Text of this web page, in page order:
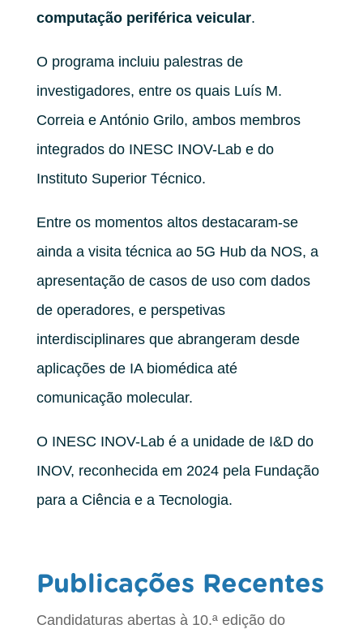
computação periférica veicular.
O programa incluiu palestras de
investigadores, entre os quais Luís M.
Correia e António Grilo, ambos membros
integrados do INESC INOV-Lab e do
Instituto Superior Técnico.
Entre os momentos altos destacaram-se
ainda a visita técnica ao 5G Hub da NOS, a
apresentação de casos de uso com dados
de operadores, e perspetivas
interdisciplinares que abrangeram desde
aplicações de IA biomédica até
comunicação molecular.
O INESC INOV-Lab é a unidade de I&D do
INOV, reconhecida em 2024 pela Fundação
para a Ciência e a Tecnologia.
Publicações Recentes
Candidaturas abertas à 10.ª edição do